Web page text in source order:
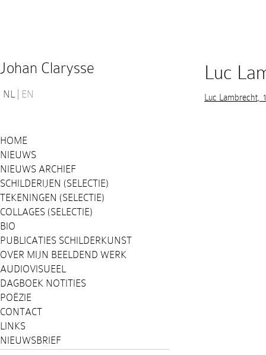
Johan Clarysse
NL EN
HOME
NIEUWS
NIEUWS ARCHIEF
SCHILDERIJEN (SELECTIE)
TEKENINGEN (SELECTIE)
COLLAGES (SELECTIE)
BIO
PUBLICATIES SCHILDERKUNST
OVER MIJN BEELDEND WERK
AUDIOVISUEEL
DAGBOEK NOTITIES
POËZIE
CONTACT
LINKS
NIEUWSBRIEF
Luc
Luc Lambrecht,